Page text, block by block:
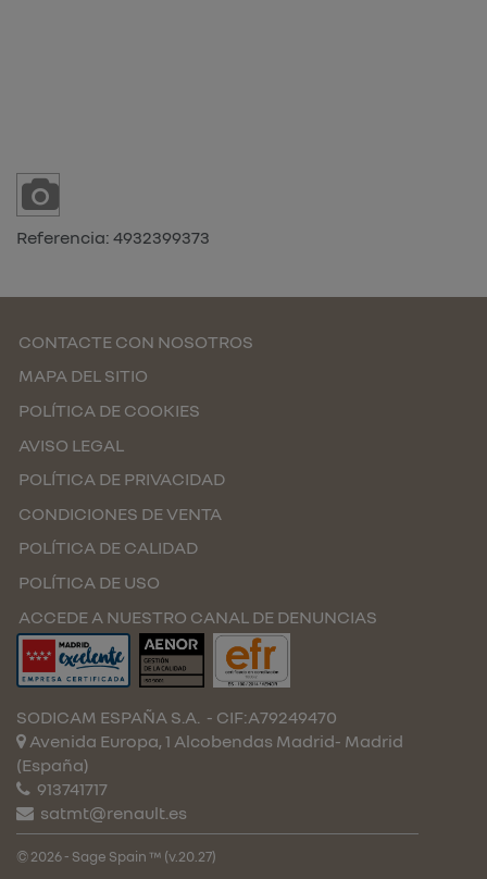
Referencia: 4932399373
CONTACTE CON NOSOTROS
MAPA DEL SITIO
POLÍTICA DE COOKIES
AVISO LEGAL
POLÍTICA DE PRIVACIDAD
CONDICIONES DE VENTA
POLÍTICA DE CALIDAD
POLÍTICA DE USO
ACCEDE A NUESTRO CANAL DE DENUNCIAS
SODICAM ESPAÑA S.A. - CIF:A79249470
Avenida Europa, 1 Alcobendas Madrid- Madrid
(España)
913741717
satmt@renault.es
© 2026 - Sage Spain ™ (v.20.27)